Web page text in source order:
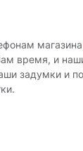
магазина
время, и
задумки и